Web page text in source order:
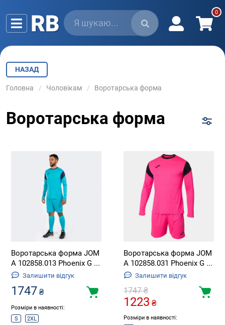
НАЗАД
Головна Чоловікам Воротарська форма
Воротарська форма
Воротарська форма JOM
A 102858.013 Phoenix G ...
Залишити відгук
1747 ₴
Розміри в наявності:
S
2XL
Воротарська форма JOM
A 102858.031 Phoenix G ...
Залишити відгук
1747₴
1223 ₴
Розміри в наявності: